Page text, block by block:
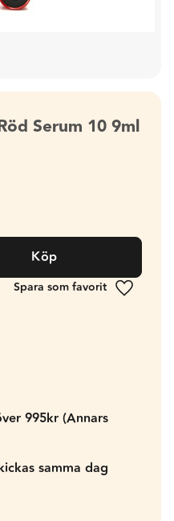
Serum 10 9ml
Köp
Lägg till
995kr (Annars
samma dag